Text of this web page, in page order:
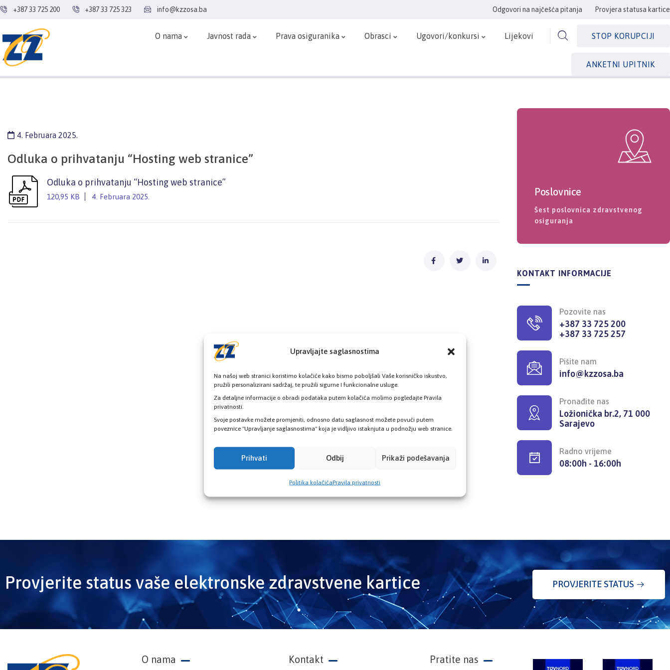
Upravljajte saglasnostima
Na našoj web stranici koristimo kolačiće kako bismo poboljšali Vaše korisničko iskustvo,
pružili personalizirani sadržaj, te pružili sigurne I funkcionalne usluge.
Za detaljne informacije o obradi podataka putem kolačića molimo pogledajte Pravila
privatnosti.
Svoje postavke možete promjeniti, odnosno datu saglasnost možete povući putem
poveznice "Upravljanje saglasnostima" koja je vidljivo istaknjuta u podnožju web stranice.
Prihvati Odbij Prikaži podešavanja
Politika kolačićaPravila privatnosti
+387 33 725 200 +387 33 725 323 info@kzzosa.ba Odgovori na najčešća pitanja Provjera statusa kartice
O nama Javnost rada Prava osiguranika Obrasci Ugovori/konkursi Lijekovi STOP KORUPCIJI
ANKETNI UPITNIK
4. Februara 2025.
Odluka o prihvatanju “Hosting web stranice”
Odluka o prihvatanju “Hosting web stranice”
120,95 KB 4. Februara 2025. Poslovnice
Šest poslovnica zdravstvenog
osiguranja
KONTAKT INFORMACIJE
Pozovite nas
+387 33 725 200
+387 33 725 257
Pišite nam
info@kzzosa.ba
Pronađite nas
Ložionička br.2, 71 000
Sarajevo
Radno vrijeme
08:00h - 16:00h
Provjerite status vaše elektronske zdravstvene kartice PROVJERITE STATUS
O nama Kontakt Pratite nas